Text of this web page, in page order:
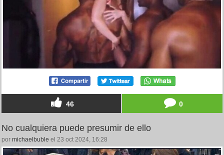
46 0
No cualquiera puede presumir de ello
por michaelbuble el 23 oct 2024, 16:28